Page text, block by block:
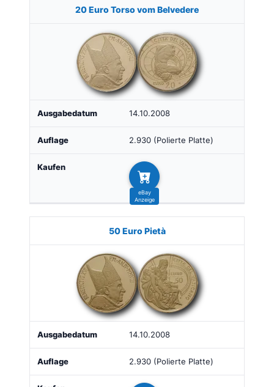
20 Euro Torso vom Belvedere
14.10.2008
2.930 (Polierte Platte)
50 Euro Pietà
14.10.2008
2.930 (Polierte Platte)